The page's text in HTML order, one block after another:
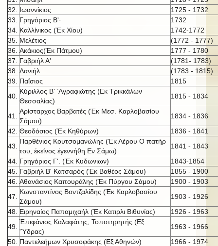
32.
Ιωαννίκιος
1725 - 1732
33.
Γρηγόριος Β'·
1732
34. Καλλίνικος (Έκ Χίου)
1742-1772
35. Μελέτιος
(1772 - 1777)
36. Ακάκιος(Έκ Πάτμου)
1777 - 1780
37.
Γαβριήλ Α'
(1781- 1783)
38. Δανιήλ
(1783 - 1815)
39. Παΐσιος
1815
40.
Κύριλλος Β' ’Αγραφιώτης (Εκ Τρικκάλων
Θεσσαλίας)
1815 - 1834
41.
Αρίσταρχος Βαρβατές (Έκ Μεσ. Καρλοβασίου
Σάμου)
1834 - 1836
42. Θεοδόσιος (Έκ Κηθύρων)
1836 - 1841
43.
Παρθένιος Κουτσομανώλης (Έκ Λέρου Ο πατήρ
του, έκεΐνος έγεννήθη Εν Σάμω)
1841 - 1843
44. Γρηγόριος Γ'. (Έκ Κυδωνιων)
1843-1854
45. Γαβριήλ Β' Κατσαρός (Έκ Βαθέος Σάμου)
1855 - 1900
46. Αθανάσιος Καπουράλης (Έκ Πύργου Σάμου)
1900 - 1903
47.
Κωνσταντίνος Βοντζαλίδης (Έκ Καρλοβασίου
Σάμου)
1903 - 1926
48.
Ειρηναίος Παπαμιχαήλ (Έκ Κατιρλι Βιθυνίας)
1926 - 1963
49.
Έπιφάνιος Καλαφάτης, Τοποτηρητής (Εξ
'Ύδρας)
1963 - 1966
50. Παντελεήμων Χρυσοφάκης (Εξ Αθηνών)
1966 - 1974